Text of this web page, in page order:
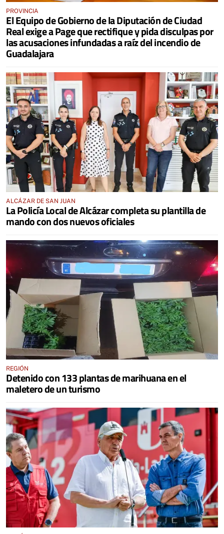
PROVINCIA
El Equipo de Gobierno de la Diputación de Ciudad
Real exige a Page que rectifique y pida disculpas por
las acusaciones infundadas a raíz del incendio de
Guadalajara
ALCÁZAR DE SAN JUAN
La Policía Local de Alcázar completa su plantilla de
mando con dos nuevos oficiales
REGIÓN
Detenido con 133 plantas de marihuana en el
maletero de un turismo